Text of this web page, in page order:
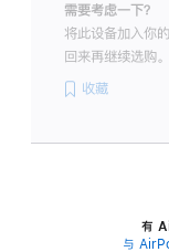
需要考虑一下？
将此设备加入你
回来再继续选购。
收藏
有
与